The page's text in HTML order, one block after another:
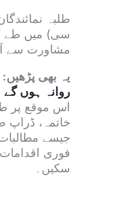
طلبہ
سی) میں طے
مشاورت سے
یہ بھی پڑھیں:
روانہ ہوں گے
خاتمہ، ڈراپ
جیسے
فوری
سکیں۔